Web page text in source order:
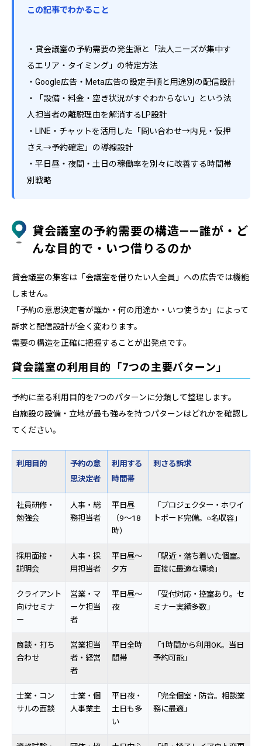
この記事でわかること
・貸会議室の予約需要の発生源と「法人ニーズが集中す
るエリア・タイミング」の特定方法
・Google広告・Meta広告の設定手順と用途別の配信設計
・「設備・料金・空き状況がすぐわからない」という法
人担当者の離脱理由を解消するLP設計
・LINE・チャットを活用した「問い合わせ→内見・仮押
さえ→予約確定」の導線設計
・平日昼・夜間・土日の稼働率を別々に改善する時間帯
別戦略
貸会議室の予約需要の構造——誰が・ど
んな目的で・いつ借りるのか
貸会議室の集客は「会議室を借りたい人全員」への広告では機能
しません。
「予約の意思決定者が誰か・何の用途か・いつ使うか」によって
訴求と配信設計が全く変わります。
需要の構造を正確に把握することが出発点です。
貸会議室の利用目的「7つの主要パターン」
予約に至る利用目的を7つのパターンに分類して整理します。
自施設の設備・立地が最も強みを持つパターンはどれかを確認し
てください。
利用目的
予約の意
思決定者
利用する
時間帯
刺さる訴求
社員研修・
勉強会
人事・総
務担当者
平日昼
（9〜18
時）
「プロジェクター・ホワイ
トボード完備。○名収容」
採用面接・
説明会
人事・採
用担当者
平日昼〜
夕方
「駅近・落ち着いた個室。
面接に最適な環境」
クライアント
向けセミナ
ー
営業・マ
ーケ担当
者
平日昼〜
夜
「受付対応・控室あり。セ
ミナー実績多数」
商談・打ち
合わせ
営業担当
者・経営
者
平日全時
間帯
「1時間から利用OK。当日
予約可能」
士業・コン
サルの面談
士業・個
人事業主
平日夜・
土日も多
い
「完全個室・防音。相談業
務に最適」